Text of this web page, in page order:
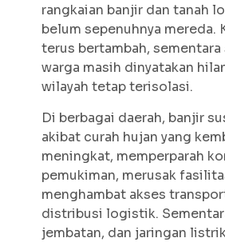
rangkaian banjir dan tanah
belum sepenuhnya mereda.
terus bertambah, sementara
warga masih dinyatakan
wilayah tetap terisolasi.
Di berbagai daerah, banjir
akibat curah hujan yang
meningkat, memperparah
pemukiman, merusak
menghambat akses
distribusi logistik.
jembatan, dan jaringan